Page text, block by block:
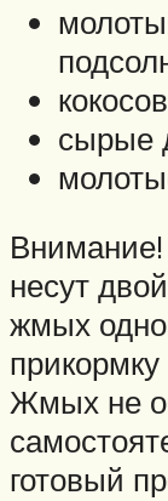
сырые
несут
жмых
Жмых не
готовый